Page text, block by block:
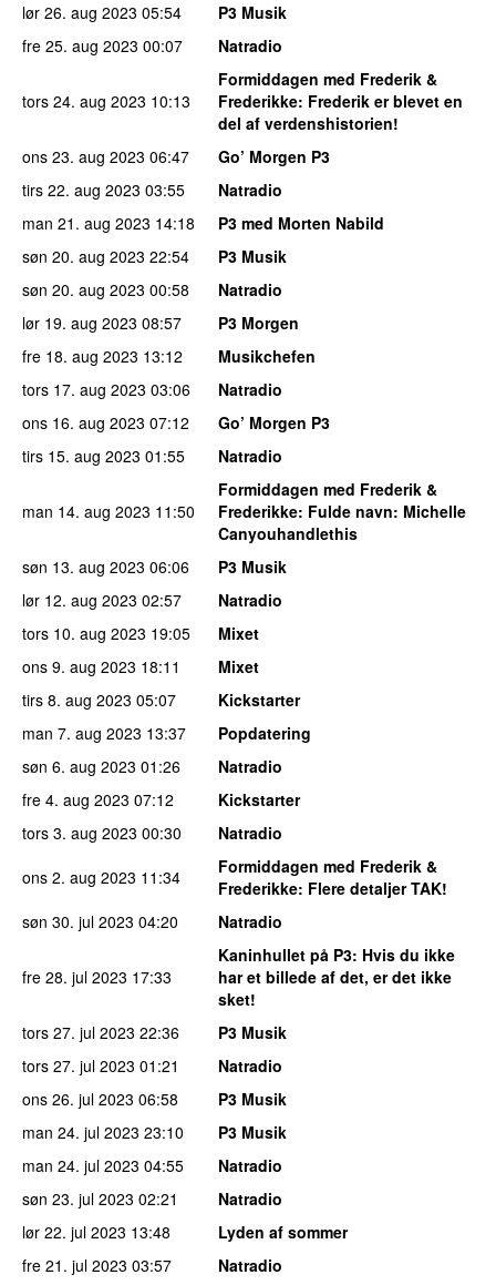
lør 26. aug 2023 05:54
P3 Musik
fre 25. aug 2023 00:07 Natradio
tors 24. aug 2023 10:13
Formiddagen med Frederik &
Frederikke: Frederik er blevet en
del af verdenshistorien!
ons 23. aug 2023 06:47
Go’ Morgen P3
tirs 22. aug 2023 03:55
Natradio
man 21. aug 2023 14:18
P3 med Morten Nabild
søn 20. aug 2023 22:54
P3 Musik
søn 20. aug 2023 00:58
Natradio
lør 19. aug 2023 08:57
P3 Morgen
fre 18. aug 2023 13:12
Musikchefen
tors 17. aug 2023 03:06
Natradio
ons 16. aug 2023 07:12
Go’ Morgen P3
tirs 15. aug 2023 01:55 Natradio
man 14. aug 2023 11:50
Formiddagen med Frederik &
Frederikke: Fulde navn: Michelle
Canyouhandlethis
søn 13. aug 2023 06:06
P3 Musik
lør 12. aug 2023 02:57
Natradio
tors 10. aug 2023 19:05
Mixet
ons 9. aug 2023 18:11
Mixet
tirs 8. aug 2023 05:07
Kickstarter
man 7. aug 2023 13:37
Popdatering
søn 6. aug 2023 01:26
Natradio
fre 4. aug 2023 07:12
Kickstarter
tors 3. aug 2023 00:30
Natradio
ons 2. aug 2023 11:34
Formiddagen med Frederik &
Frederikke: Flere detaljer TAK!
søn 30. jul 2023 04:20 Natradio
fre 28. jul 2023 17:33
Kaninhullet på P3: Hvis du ikke
har et billede af det, er det ikke
sket!
tors 27. jul 2023 22:36
P3 Musik
tors 27. jul 2023 01:21
Natradio
ons 26. jul 2023 06:58
P3 Musik
man 24. jul 2023 23:10
P3 Musik
man 24. jul 2023 04:55
Natradio
søn 23. jul 2023 02:21
Natradio
lør 22. jul 2023 13:48
Lyden af sommer
fre 21. jul 2023 03:57
Natradio